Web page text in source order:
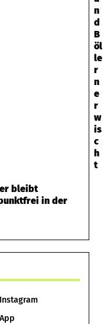
n
d
B
öl
le
r
n
e
r
w
is
c
h
t
bleibt
in der
Instagram
App